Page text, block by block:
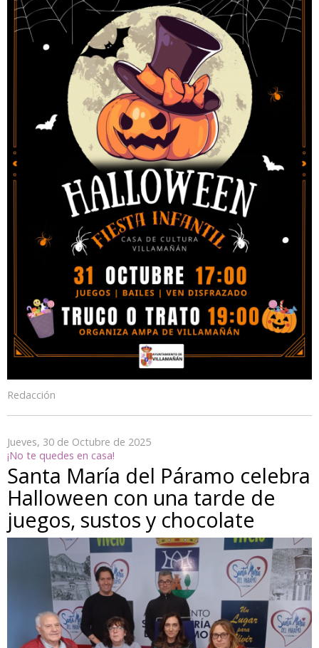
Redacción
Jueves, 30 de Octubre de 2025
¡No te quedes en casa!
Santa María del Páramo celebra
Halloween con una tarde de
juegos, sustos y chocolate